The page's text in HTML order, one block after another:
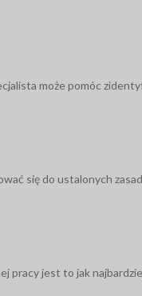
może pomóc
się do ustalonych
pracy jest to jak